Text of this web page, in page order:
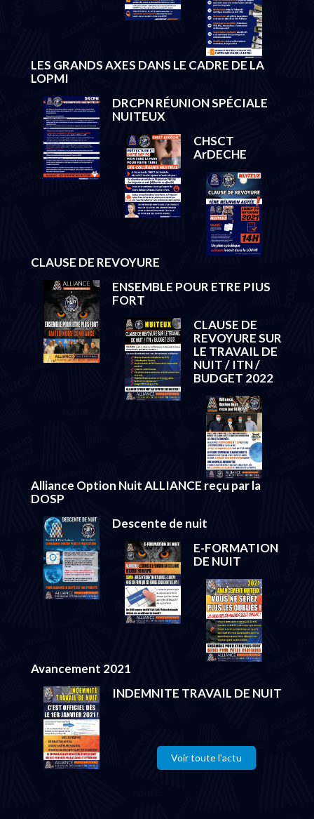
LES GRANDS AXES DANS LE CADRE DE LA
LOPMI
DRCPN RÉUNION SPÉCIALE
NUITEUX
CHSCT
ArDECHE
CLAUSE DE REVOYURE
ENSEMBLE POUR ETRE PIUS
FORT
CLAUSE DE
REVOYURE SUR
LE TRAVAIL DE
NUIT / ITN /
BUDGET 2022
Alliance Option Nuit ALLIANCE reçu par la
DOSP
Descente de nuit
E-FORMATION
DE NUIT
Avancement 2021
INDEMNITE TRAVAIL DE NUIT
Voir toute l'actu